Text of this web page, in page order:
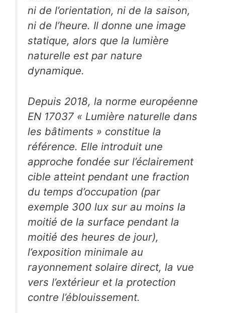
ni de l’orientation, ni de la saison,
ni de l’heure. Il donne une image
statique, alors que la lumière
naturelle est par nature
dynamique.
Depuis 2018, la norme européenne
EN 17037 « Lumière naturelle dans
les bâtiments » constitue la
référence. Elle introduit une
approche fondée sur l’éclairement
cible atteint pendant une fraction
du temps d’occupation (par
exemple 300 lux sur au moins la
moitié de la surface pendant la
moitié des heures de jour),
l’exposition minimale au
rayonnement solaire direct, la vue
vers l’extérieur et la protection
contre l’éblouissement.